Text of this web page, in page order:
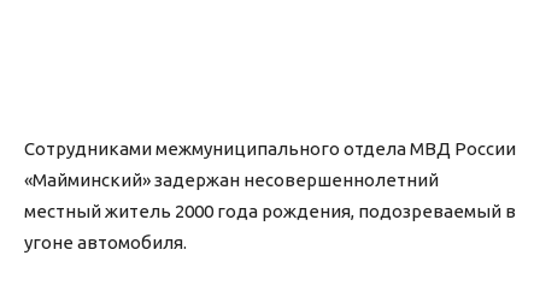
Сотрудниками межмуниципального отдела МВД России
«Майминский» задержан несовершеннолетний
местный житель 2000 года рождения, подозреваемый в
угоне автомобиля.